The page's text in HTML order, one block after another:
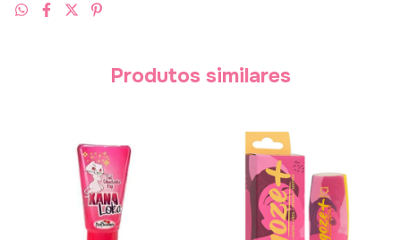
Produtos similares